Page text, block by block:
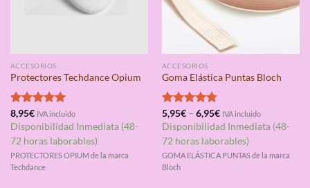
ACCESORIOS
Protectores Techdance Opium
Valorado
con5.00
de 5
8,95€ IVA incluido
Disponibilidad Inmediata (48-
72 horas laborables)
PROTECTORES OPIUM de la marca
Techdance
ACCESORIOS
Goma Elástica Puntas Bloch
Valorado
con4.75
de 5
5,95€– 6,95€ IVA incluido
Disponibilidad Inmediata (48-
72 horas laborables)
GOMA ELÁSTICA PUNTAS de la marca
Bloch